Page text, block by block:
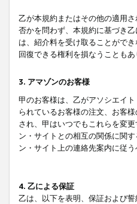
乙が本規約またはその他の適用
否かを問わず、本規約に基づき
は、紹介料を受け取ることがで
回復できる権利を損なうこともあ
3. アマゾンのお客様
甲のお客様は、乙がアソシエイ
られているお客様の注文、お客
され、甲はいつでもこれらを変
ン・サイトとの相互の関係に関
ン・サイト上の連絡先案内に従
4. 乙による保証
乙は、以下を表明、保証および